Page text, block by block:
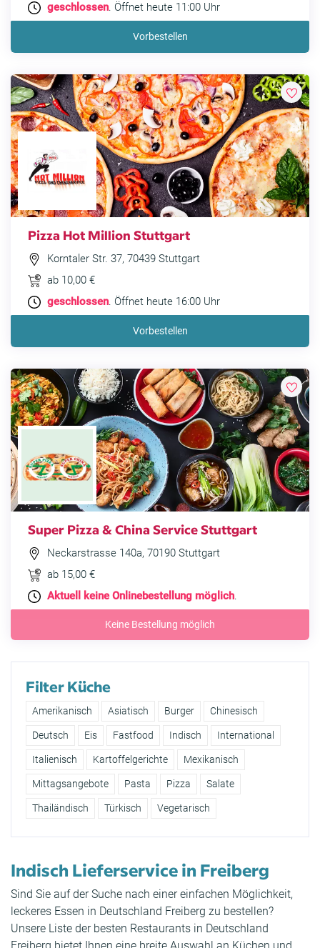
geschlossen. Öffnet heute 11:00 Uhr
Vorbestellen
Pizza Hot Million Stuttgart
Korntaler Str. 37, 70439 Stuttgart
ab 10,00 €
geschlossen. Öffnet heute 16:00 Uhr
Vorbestellen
Super Pizza & China Service Stuttgart
Neckarstrasse 140a, 70190 Stuttgart
ab 15,00 €
Aktuell keine Onlinebestellung möglich.
Keine Bestellung möglich
Filter Küche
Amerikanisch Asiatisch Burger Chinesisch
Deutsch Eis Fastfood Indisch International
Italienisch Kartoffelgerichte Mexikanisch
Mittagsangebote Pasta Pizza Salate
Thailändisch Türkisch Vegetarisch
Indisch Lieferservice in Freiberg
Sind Sie auf der Suche nach einer einfachen Möglichkeit,
leckeres Essen in Deutschland Freiberg zu bestellen?
Unsere Liste der besten Restaurants in Deutschland